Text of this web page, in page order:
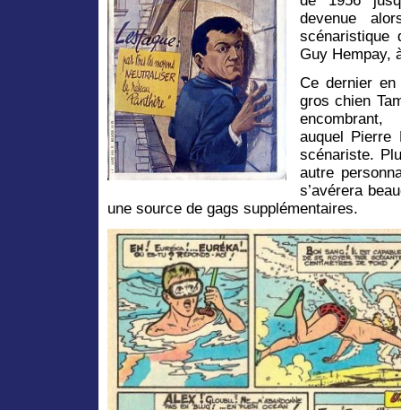
devenue
scénaristique
Guy Hempay,
Ce dernier
gros chien
encombrant,
auquel Pierre
scénariste.
autre
s’avérera
une source de gags supplémentaires.